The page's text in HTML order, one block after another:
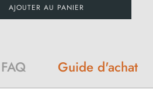
AJOUTER AU PANIER
FAQ Guide d'achat